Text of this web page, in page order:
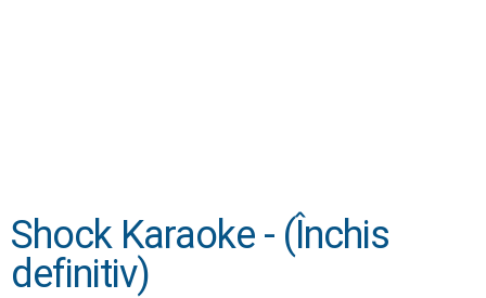
Shock Karaoke - (Închis
definitiv)